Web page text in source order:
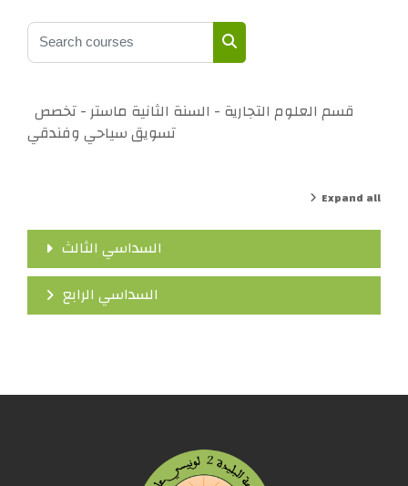
Search courses
Search courses
تسويق سياحي وفندقي
Expand all
السداسي الثالث
السداسي الرابع